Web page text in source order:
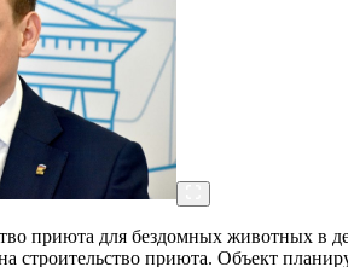
приюта для бездомных животных в
строительство приюта. Объект